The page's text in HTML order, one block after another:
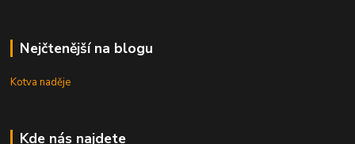
Nejčtenější na blogu
Kotva naděje
Kde nás najdete